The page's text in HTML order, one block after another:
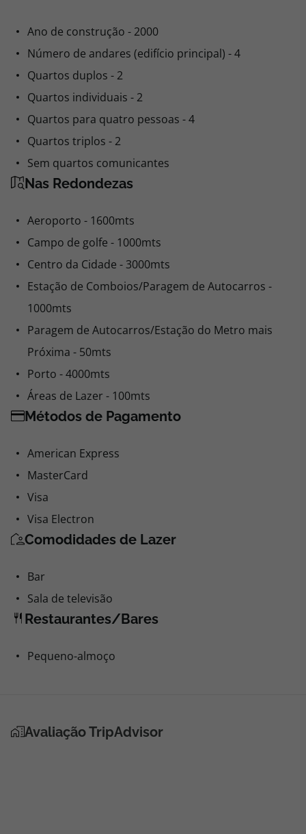
Ano de construção - 2000
Número de andares (edifício principal) - 4
Quartos duplos - 2
Quartos individuais - 2
Quartos para quatro pessoas - 4
Quartos triplos - 2
Sem quartos comunicantes
Nas Redondezas
Aeroporto - 1600mts
Campo de golfe - 1000mts
Centro da Cidade - 3000mts
Estação de Comboios/Paragem de Autocarros -
1000mts
Paragem de Autocarros/Estação do Metro mais
Próxima - 50mts
Porto - 4000mts
Áreas de Lazer - 100mts
Métodos de Pagamento
American Express
MasterCard
Visa
Visa Electron
Comodidades de Lazer
Bar
Sala de televisão
Restaurantes/Bares
Pequeno-almoço
Avaliação TripAdvisor